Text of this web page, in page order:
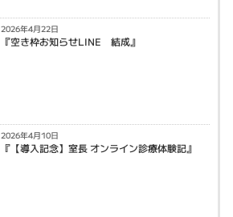
2026年4月22日
『空き枠お知らせLINE 結成』
2026年4月10日
『【導入記念】室長 オンライン診療体験記』